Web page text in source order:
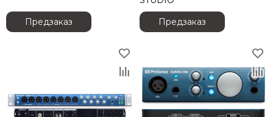
CRCBOX
Cree Led
dB Technologies
DBX
Предзаказ
Предзаказ